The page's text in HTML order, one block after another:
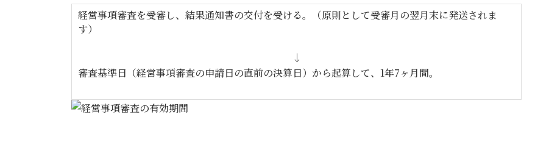
時
:
経営事項審査を受審し、結果通知書の交付を受ける。（原則として受審月の翌月末に発送されま
す）
↓
審査基準日（経営事項審査の申請日の直前の決算日）から起算して、1年7ヶ月間。